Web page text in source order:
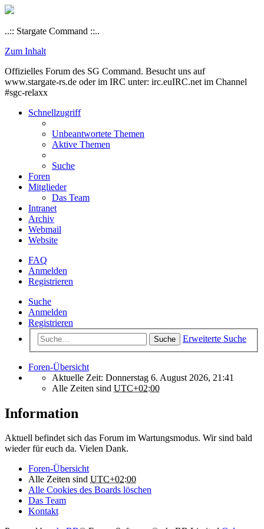
..:: Stargate Command ::..
Zum Inhalt
Offizielles Forum des SG Command. Besucht uns auf
www.stargate-rs.de oder im IRC unter: irc.euIRC.net im Channel
#sgc-relaxx
Schnellzugriff
Unbeantwortete Themen
Aktive Themen
Suche
Foren
Mitglieder
Das Team
Intranet
Archiv
Webmail
Website
FAQ
Anmelden
Registrieren
Suche
Anmelden
Registrieren
Suche Erweiterte Suche
Foren-Übersicht
Aktuelle Zeit: Donnerstag 6. August 2026, 21:41
Alle Zeiten sind UTC+02:00
Information
Aktuell befindet sich das Forum im Wartungsmodus. Wir sind bald
wieder für euch da. Vielen Dank.
Foren-Übersicht
Alle Zeiten sind UTC+02:00
Alle Cookies des Boards löschen
Das Team
Kontakt